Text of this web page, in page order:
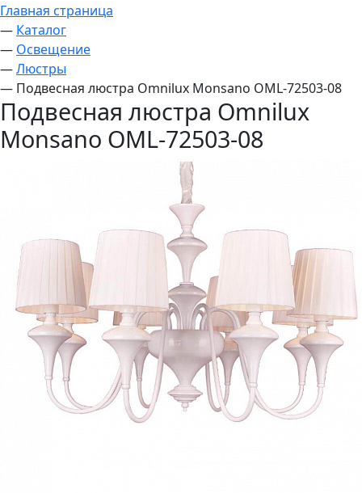
Главная страница
— Каталог
— Освещение
—Люстры
— Подвесная люстра Omnilux Monsano OML-72503-08
Подвесная люстра Omnilux
Monsano OML-72503-08